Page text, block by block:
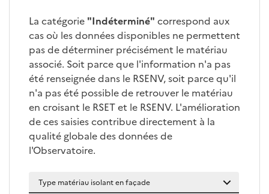
La catégorie "Indéterminé" correspond aux
cas où les données disponibles ne permettent
pas de déterminer précisément le matériau
associé. Soit parce que l'information n'a pas
été renseignée dans le RSENV, soit parce qu'il
n'a pas été possible de retrouver le matériau
en croisant le RSET et le RSENV. L'amélioration
de ces saisies contribue directement à la
qualité globale des données de
l'Observatoire.